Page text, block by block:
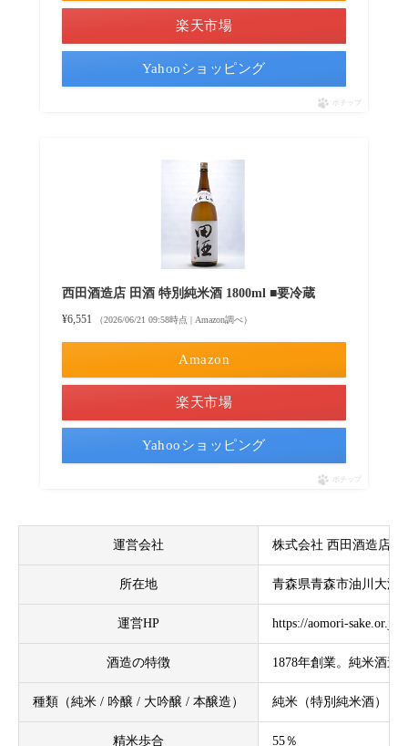
楽天市場
Yahooショッピング
ポチップ
西田酒造店 田酒 特別純米酒 1800ml ■要冷蔵
¥6,551 （2026/06/21 09:58時点 | Amazon調べ）
Amazon
楽天市場
Yahooショッピング
ポチップ
運営会社 株式会社 西田酒造店
所在地 青森県青森市油川大浜
運営HP https://aomori-sake.or.jp/
酒造の特徴 1878年創業。純米酒造
種類（純米 / 吟醸 / 大吟醸 / 本醸造） 純米（特別純米酒）
精米歩合 55％